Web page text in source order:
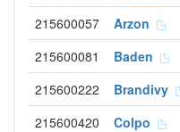
215600057 Arzon
215600081 Baden
215600222 Brandivy
215600420 Colpo